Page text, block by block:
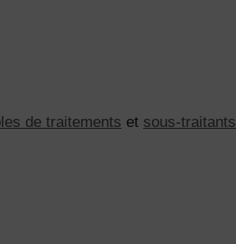
de traitements et sous-traitants